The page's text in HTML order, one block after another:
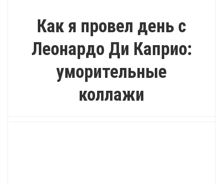
Как я провел день с
Леонардо Ди Каприо:
уморительные
коллажи